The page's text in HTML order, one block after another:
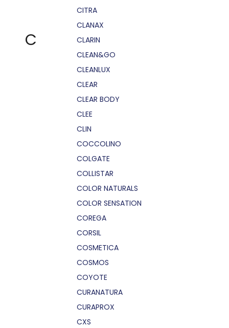
C
CITRA
CLANAX
CLARIN
CLEAN&GO
CLEANLUX
CLEAR
CLEAR BODY
CLEE
CLIN
COCCOLINO
COLGATE
COLLISTAR
COLOR NATURALS
COLOR SENSATION
COREGA
CORSIL
COSMETICA
COSMOS
COYOTE
CURANATURA
CURAPROX
CXS